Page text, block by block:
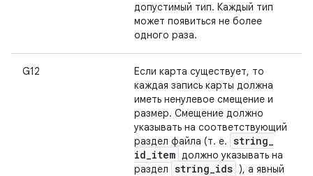
допустимый тип. Каждый тип
может появиться не более
одного раза.
G12
Если карта существует, то
каждая запись карты должна
иметь ненулевое смещение и
размер. Смещение должно
указывать на соответствующий
раздел файла (т. е. string_
id_item должно указывать на
раздел string_ids ), а явный